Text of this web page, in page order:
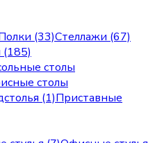
(33)Стеллажи (67)
столы
столы
(1)Приставные